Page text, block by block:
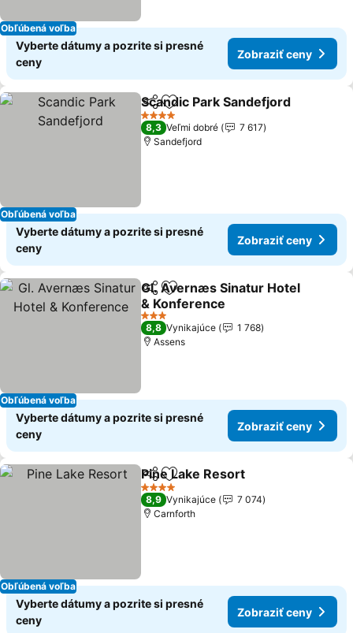
Obľúbená voľba
Vyberte dátumy a pozrite si presné
ceny
Zobraziť ceny
Obľúbená voľba
ZdieľaťPridať do obľúbených
Scandic Park Sandefjord
4 Počet hviezdičiek
8,3 Veľmi dobré
7 617
Sandefjord
Vyberte dátumy a pozrite si presné
ceny
Zobraziť ceny
Obľúbená voľba
ZdieľaťPridať do obľúbených
Gl. Avernæs Sinatur Hotel
& Konference
3 Počet hviezdičiek
8,8 Vynikajúce
1 768
Assens
Vyberte dátumy a pozrite si presné
ceny
Zobraziť ceny
Obľúbená voľba
ZdieľaťPridať do obľúbených
Pine Lake Resort
4 Počet hviezdičiek
8,9 Vynikajúce
7 074
Carnforth
Vyberte dátumy a pozrite si presné
ceny
Zobraziť ceny